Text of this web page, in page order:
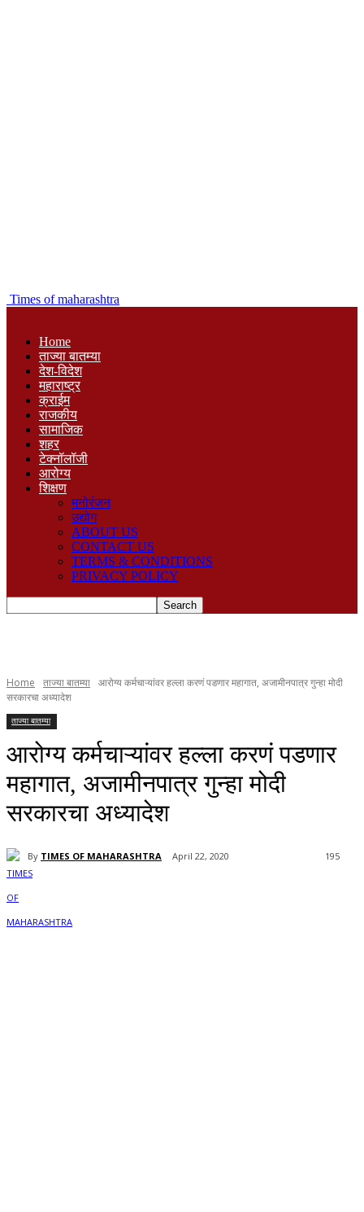
Times of maharashtra
Home
ताज्या बातम्या
देश-विदेश
महाराष्ट्र
क्राईम
राजकीय
सामाजिक
शहर
टेक्नॉलॉजी
आरोग्य
शिक्षण
मनोरंजन
उद्योग
ABOUT US
CONTACT US
TERMS & CONDITIONS
PRIVACY POLICY
Home ताज्या बातम्या आरोग्य कर्मचाऱ्यांवर हल्ला करणं पडणार महागात, अजामीनपात्र गुन्हा मोदी
सरकारचा अध्यादेश
ताज्या बातम्या
आरोग्य कर्मचाऱ्यांवर हल्ला करणं पडणार
महागात, अजामीनपात्र गुन्हा मोदी
सरकारचा अध्यादेश
By TIMES OF MAHARASHTRA April 22, 2020 195